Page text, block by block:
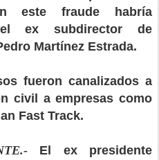
este fraude habría
el ex subdirector de
Martínez Estrada.
fueron canalizados a
civil a empresas como
Fast Track.
El ex presidente